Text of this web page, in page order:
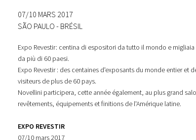
07/10 MARS 2017
SÃO PAULO - BRÉSIL
Expo Revestir: centina di espositori da tutto il mondo e
da più di 60 paesi.
Expo Revestir : des centaines d'exposants du monde entier et
visiteurs de plus de 60 pays.
Novellini participera, cette année également, au plus grand
revêtements, équipements et finitions de l'Amérique latine.
EXPO REVESTIR
07/10 mars 2017